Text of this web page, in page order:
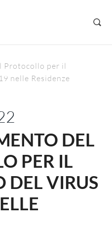
Protocollo per il
nelle Residenze
DEL
PER IL
DEL VIRUS